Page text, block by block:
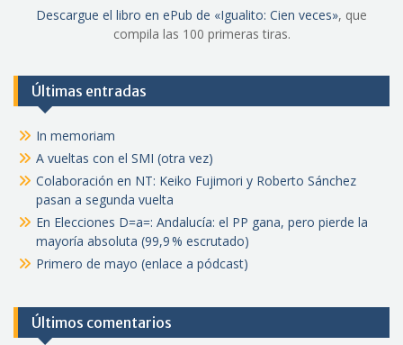
Descargue el libro en ePub de «Igualito: Cien veces», que
compila las 100 primeras tiras.
Últimas entradas
In memoriam
A vueltas con el SMI (otra vez)
Colaboración en NT: Keiko Fujimori y Roberto Sánchez
pasan a segunda vuelta
En Elecciones D=a=: Andalucía: el PP gana, pero pierde la
mayoría absoluta (99,9 % escrutado)
Primero de mayo (enlace a pódcast)
Últimos comentarios